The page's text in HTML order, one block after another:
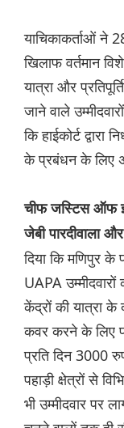
याचिकाकर्ताओं ने
खिलाफ वर्तमान
यात्रा और
जाने वाले
कि हाईकोर्ट द्वारा
के प्रबंधन के लिए
चीफ जस्टिस ऑफ
जेबी पारदीवाला
दिया कि मणिपुर के
UAPA
केंद्रों की यात्रा
कवर करने के लिए
प्रति दिन 3000
पहाड़ी क्षेत्रों से
भी उम्मीदवार पर